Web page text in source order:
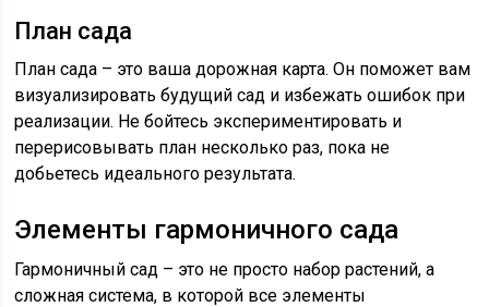
План сада
План сада – это ваша дорожная карта. Он поможет вам
визуализировать будущий сад и избежать ошибок при
реализации. Не бойтесь экспериментировать и
перерисовывать план несколько раз, пока не
добьетесь идеального результата.
Элементы гармоничного сада
Гармоничный сад – это не просто набор растений, а
сложная система, в которой все элементы